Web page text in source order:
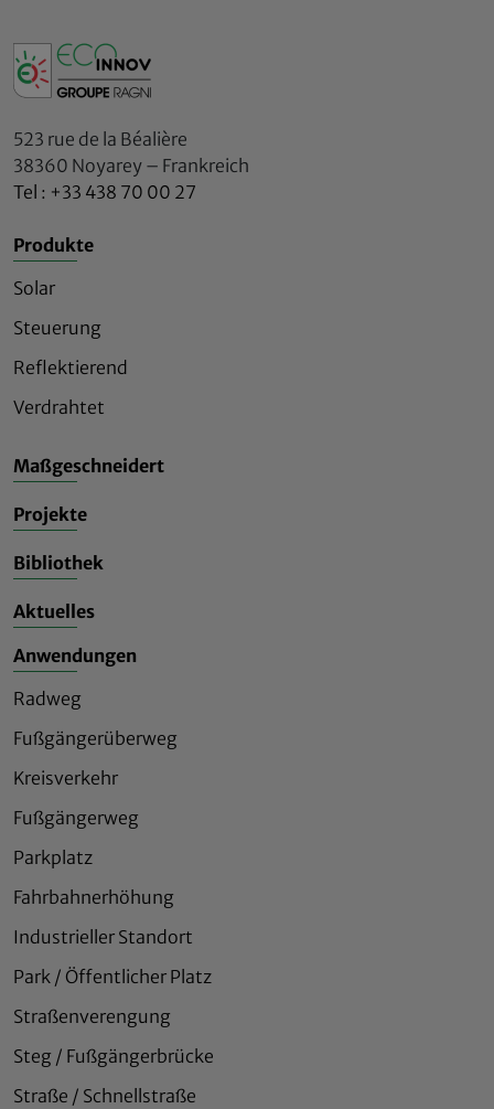
523 rue de la Béalière
38360 Noyarey – Frankreich
Tel : +33 438 70 00 27
Produkte
Solar
Steuerung
Reflektierend
Verdrahtet
Maßgeschneidert
Projekte
Bibliothek
Aktuelles
Anwendungen
Radweg
Fußgängerüberweg
Kreisverkehr
Fußgängerweg
Parkplatz
Fahrbahnerhöhung
Industrieller Standort
Park / Öffentlicher Platz
Straßenverengung
Steg / Fußgängerbrücke
Straße / Schnellstraße